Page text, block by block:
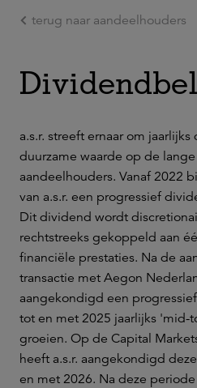
Ga naar de hoofdinhoud
terug naar aandeelhouders
a.s.r. streeft ernaar om
duurzame waarde op de
aandeelhouders. Vanaf 2022
van a.s.r. een progressief
Dit dividend wordt
rechtstreeks gekoppeld aan
financiële prestaties. Na de
transactie met Aegon
aangekondigd een
tot en met 2025 jaarlijks 'mid-
groeien. Op de Capital
heeft a.s.r. aangekondigd
en met 2026. Na deze